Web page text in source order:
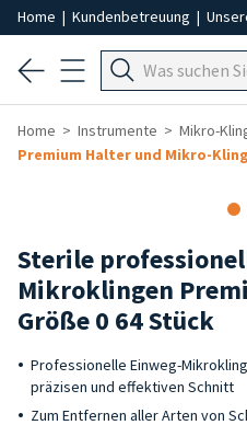
Home | Kundenbetreuung |
Home Instrumente
Mikro-
Premium Halter und Mikro-
Sterile
Mikroklingen
Größe 0 64 Stück
Professionelle Einweg-
präzisen und effektiven Schnitt
Zum Entfernen aller Arten von